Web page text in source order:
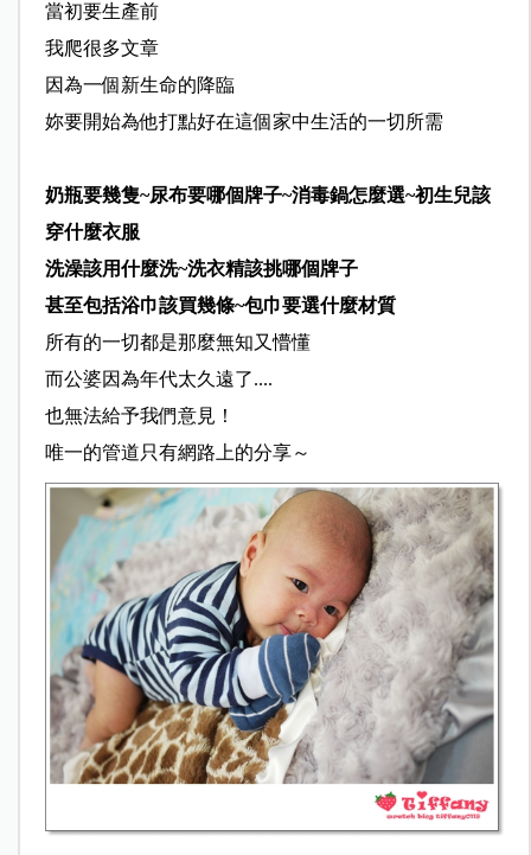
當初要生產前
我爬很多文章
因為一個新生命的降臨
妳要開始為他打點好在這個家中生活的一切所需
奶瓶要幾隻~尿布要哪個牌子~消毒鍋怎麼選~初生兒該
穿什麼衣服
洗澡該用什麼洗~洗衣精該挑哪個牌子
甚至包括浴巾該買幾條~包巾要選什麼材質
所有的一切都是那麼無知又懵懂
而公婆因為年代太久遠了....
也無法給予我們意見！
唯一的管道只有網路上的分享～